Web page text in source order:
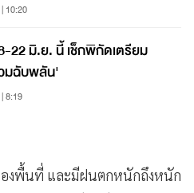
10:20
22 มิ.ย. นี้ เช็กพิกัดเตรียม
มฉับพลัน'
8:19
งพื้นที่ และมีฝนตกหนักถึงหนัก